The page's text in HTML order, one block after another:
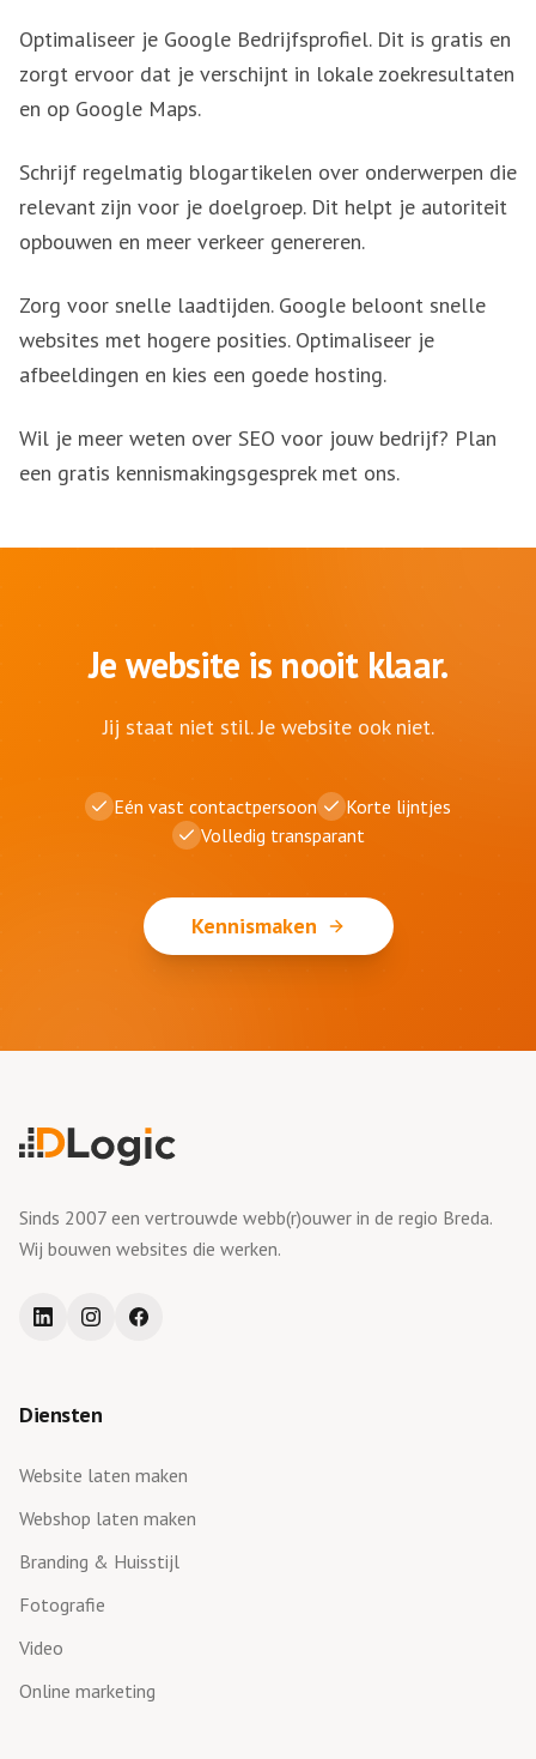
Optimaliseer je Google Bedrijfsprofiel. Dit is gratis en
zorgt ervoor dat je verschijnt in lokale zoekresultaten
en op Google Maps.
Schrijf regelmatig blogartikelen over onderwerpen die
relevant zijn voor je doelgroep. Dit helpt je autoriteit
opbouwen en meer verkeer genereren.
Zorg voor snelle laadtijden. Google beloont snelle
websites met hogere posities. Optimaliseer je
afbeeldingen en kies een goede hosting.
Wil je meer weten over SEO voor jouw bedrijf? Plan
een gratis kennismakingsgesprek met ons.
Je website is nooit klaar.
Jij staat niet stil. Je website ook niet.
Eén vast contactpersoon
Korte lijntjes
Volledig transparant
Kennismaken
Sinds 2007 een vertrouwde webb(r)ouwer in de regio Breda.
Wij bouwen websites die werken.
Diensten
Website laten maken
Webshop laten maken
Branding & Huisstijl
Fotografie
Video
Online marketing